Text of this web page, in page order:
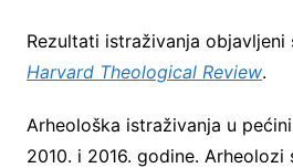
Rezultati istraživanja objavljeni
Harvard Theological Review.
Arheološka istraživanja u
2010. i 2016. godine. Arheolozi